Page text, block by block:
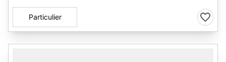
Particulier